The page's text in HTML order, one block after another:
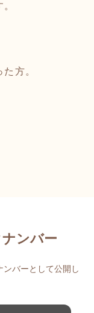
方。
ンバー
バーとして公開し